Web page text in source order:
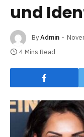
und
ByAdmin
4 Mins Read